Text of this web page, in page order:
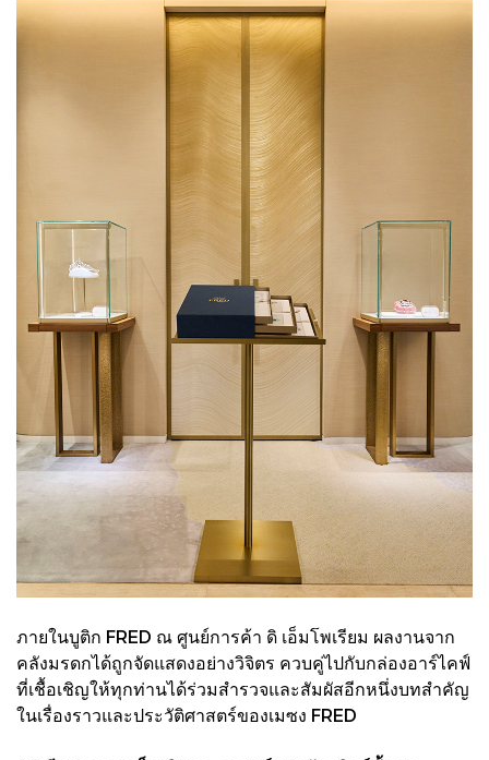
ภายในบูติก FRED ณ ศูนย์การค้า ดิ เอ็มโพเรียม ผลงานจาก
คลังมรดกได้ถูกจัดแสดงอย่างวิจิตร ควบคู่ไปกับกล่องอาร์ไคฟ์
ที่เชื้อเชิญให้ทุกท่านได้ร่วมสำรวจและสัมผัสอีกหนึ่งบทสำคัญ
ในเรื่องราวและประวัติศาสตร์ของเมซง FRED